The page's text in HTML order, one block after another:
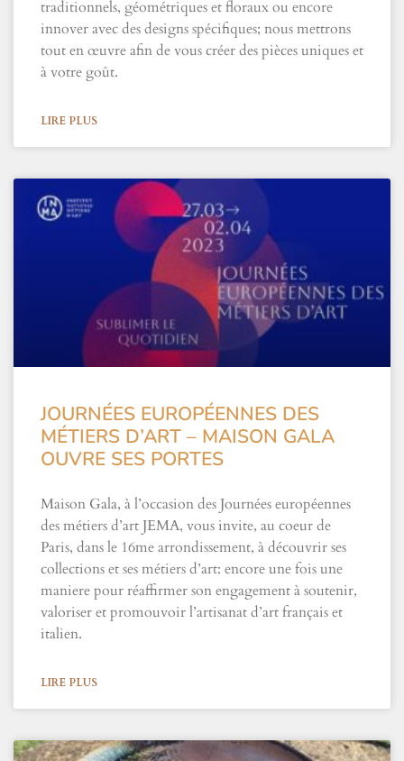
traditionnels, géométriques et floraux ou encore
innover avec des designs spécifiques; nous mettrons
tout en œuvre afin de vous créer des pièces uniques et
à votre goût.
LIRE PLUS
JOURNÉES EUROPÉENNES DES
MÉTIERS D’ART – MAISON GALA
OUVRE SES PORTES
Maison Gala, à l’occasion des Journées européennes
des métiers d’art JEMA, vous invite, au coeur de
Paris, dans le 16me arrondissement, à découvrir ses
collections et ses métiers d’art: encore une fois une
maniere pour réaffirmer son engagement à soutenir,
valoriser et promouvoir l’artisanat d’art français et
italien.
LIRE PLUS